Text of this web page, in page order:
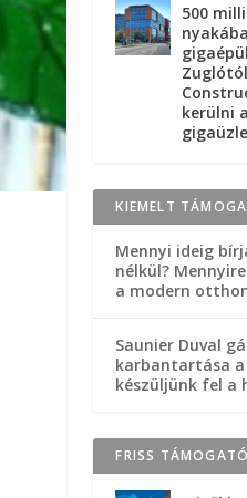
500
kerülni
KIEMELT
Mennyi ideig
nélkül?
a modern
Saunier Duval
karbantartása
készüljünk fel a
FRISS